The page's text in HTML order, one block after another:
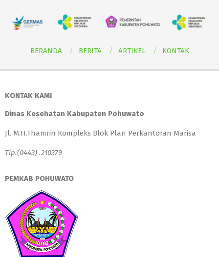
BERANDA BERITA ARTIKEL KONTAK
KONTAK KAMI
Dinas Kesehatan Kabupaten Pohuwato
Jl. M.H.Thamrin Kompleks Blok Plan Perkantoran Marisa
Tlp.(0443) .210379
PEMKAB POHUWATO